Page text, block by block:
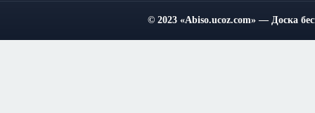
© 2023 «Abiso.ucoz.com» — Доска